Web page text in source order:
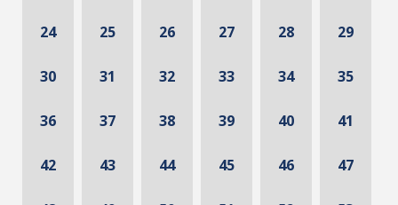
24 25 26 27 28 29
30 31 32 33 34 35
36 37 38 39 40 41
42 43 44 45 46 47